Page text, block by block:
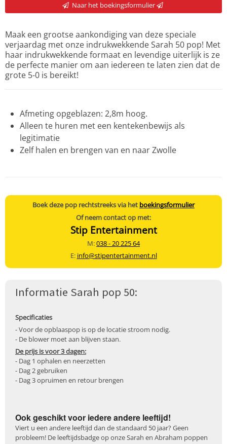
Naar het boekingsformulier
Maak een grootse aankondiging van deze speciale
verjaardag met onze indrukwekkende Sarah 50 pop! Met
haar indrukwekkende formaat en levendige uiterlijk is ze
de perfecte manier om aan iedereen te laten zien dat de
grote 5-0 is bereikt!
Afmeting opgeblazen: 2,8m hoog.
Alleen te huren met een kentekenbewijs als
legitimatie
Zelf halen en brengen van en naar Zwolle
Boek deze pop rechtstreeks via het boekingsformulier
Of neem contact op met:
Stip Entertainment
M:038 - 20 225 64
E: info@stipentertainment.nl
Informatie Sarah pop 50:
Specificaties
- Voor de opblaaspop is op de locatie stroom nodig.
- De blower moet aan blijven staan.
De prijs is voor 3 dagen:
- Dag 1 ophalen en neerzetten
- Dag 2 gebruiken
- Dag 3 opruimen en retour brengen
Ook geschikt voor iedere andere leeftijd!
Viert u een andere leeftijd dan de standaard 50 jaar? Geen
probleem! De leeftijdsbadge op onze Sarah en Abraham poppen